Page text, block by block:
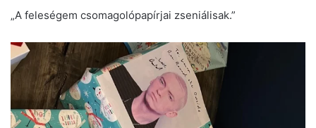
„A feleségem csomagolópapírjai zseniálisak.”